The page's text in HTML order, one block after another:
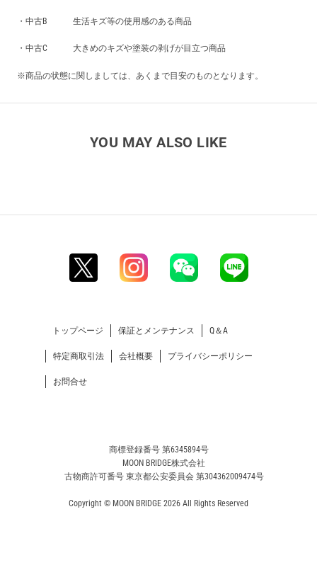
・中古B 生活キズ等の使用感のある商品
・中古C 大きめのキズや塗装の剥げが目立つ商品
※商品の状態に関しましては、あくまで目安のものとなります。
YOU MAY ALSO LIKE
トップページ 保証とメンテナンス Q＆A
特定商取引法 会社概要 プライバシーポリシー
お問合せ
商標登録番号 第6345894号
MOON BRIDGE株式会社
古物商許可番号 東京都公安委員会 第304362009474号
Copyright © MOON BRIDGE 2026 All Rights Reserved